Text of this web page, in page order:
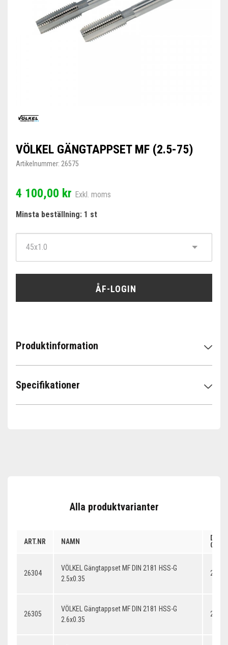
VÖLKEL GÄNGTAPPSET MF (2.5-75)
Artikelnummer: 26575
4 100,00 kr Exkl. moms
Minsta beställning: 1 st
ÅF-LOGIN
Produktinformation
Specifikationer
Alla produktvarianter
ART.NR NAMN
26304
VÖLKEL Gängtappset MF DIN 2181 HSS-G
2.5x0.35
26305
VÖLKEL Gängtappset MF DIN 2181 HSS-G
2.6x0.35